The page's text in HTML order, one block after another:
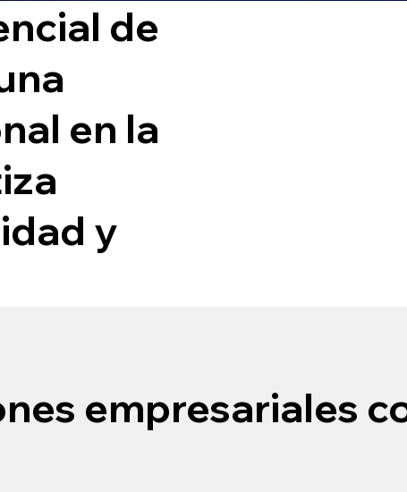
de
en la
y
empresariales